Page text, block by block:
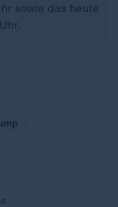
sowie das heute